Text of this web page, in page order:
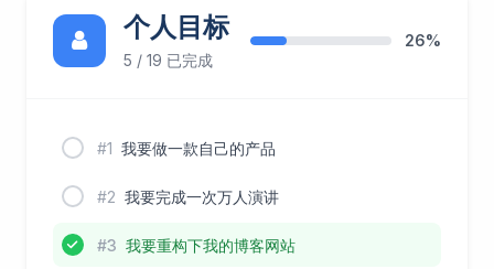
个人目标
5 / 19 已完成
26%
#1 我要做一款自己的产品
#2 我要完成一次万人演讲
#3 我要重构下我的博客网站